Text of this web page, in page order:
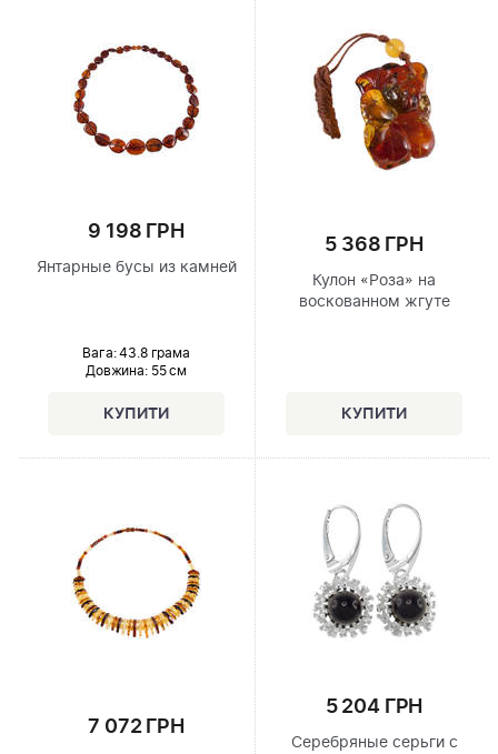
9 198 ГРН
Янтарные бусы из камней
Вага: 43.8 грама
Довжина:55 см
5 368 ГРН
Кулон «Роза» на
воскованном жгуте
7 072 ГРН
5 204 ГРН
Серебряные серьги с